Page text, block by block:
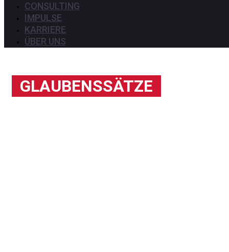
CONSULTING
IMPULSE
KARRIERE
ÜBER UNS
GLAUBENSSÄTZE